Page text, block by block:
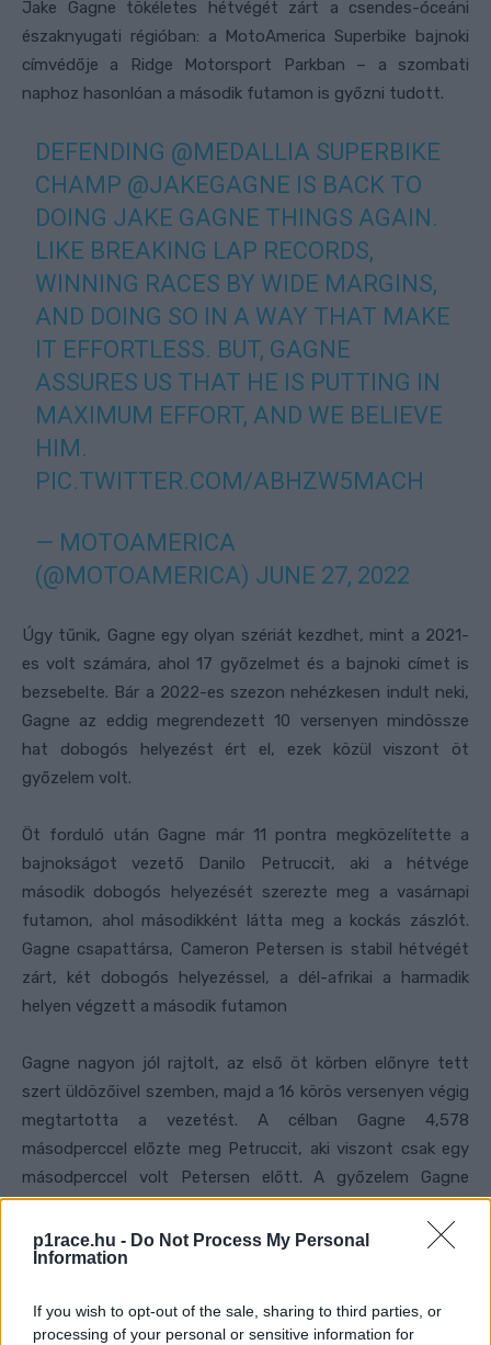
p1race.hu - Do Not Process My Personal
Information
If you wish to opt-out of the sale, sharing to third parties, or
processing of your personal or sensitive information for
Jake Gagne tökéletes hétvégét zárt a csendes-óceáni
északnyugati régióban: a MotoAmerica Superbike bajnoki
címvédője a Ridge Motorsport Parkban – a szombati
naphoz hasonlóan a második futamon is győzni tudott.
DEFENDING @MEDALLIA SUPERBIKE
CHAMP @JAKEGAGNE IS BACK TO
DOING JAKE GAGNE THINGS AGAIN.
LIKE BREAKING LAP RECORDS,
WINNING RACES BY WIDE MARGINS,
AND DOING SO IN A WAY THAT MAKE
IT EFFORTLESS. BUT, GAGNE
ASSURES US THAT HE IS PUTTING IN
MAXIMUM EFFORT, AND WE BELIEVE
HIM.
PIC.TWITTER.COM/ABHZW5MACH
— MOTOAMERICA
(@MOTOAMERICA) JUNE 27, 2022
Úgy tűnik, Gagne egy olyan szériát kezdhet, mint a 2021-
es volt számára, ahol 17 győzelmet és a bajnoki címet is
bezsebelte. Bár a 2022-es szezon nehézkesen indult neki,
Gagne az eddig megrendezett 10 versenyen mindössze
hat dobogós helyezést ért el, ezek közül viszont öt
győzelem volt.
Öt forduló után Gagne már 11 pontra megközelítette a
bajnokságot vezető Danilo Petruccit, aki a hétvége
második dobogós helyezését szerezte meg a vasárnapi
futamon, ahol másodikként látta meg a kockás zászlót.
Gagne csapattársa, Cameron Petersen is stabil hétvégét
zárt, két dobogós helyezéssel, a dél-afrikai a harmadik
helyen végzett a második futamon
Gagne nagyon jól rajtolt, az első öt körben előnyre tett
szert üldözőivel szemben, majd a 16 körös versenyen végig
megtartotta a vezetést. A célban Gagne 4,578
másodperccel előzte meg Petruccit, aki viszont csak egy
másodperccel volt Petersen előtt. A győzelem Gagne
pályafutása 22. Motoamerica győzelme volt.
IT'S A WRAP:
THE#MOTOAMERICA @MEDALLIA